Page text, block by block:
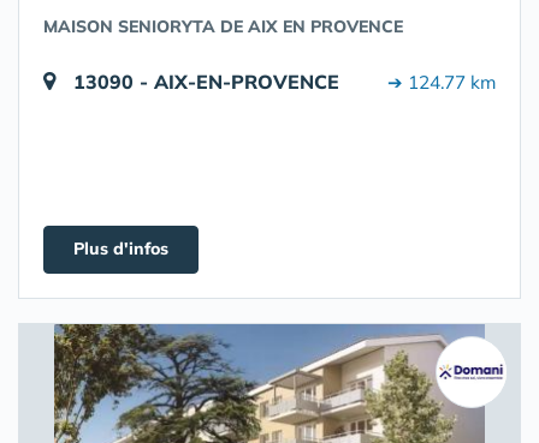
MAISON SENIORYTA DE AIX EN PROVENCE
13090 - AIX-EN-PROVENCE ➔ 124.77 km
Plus d'infos